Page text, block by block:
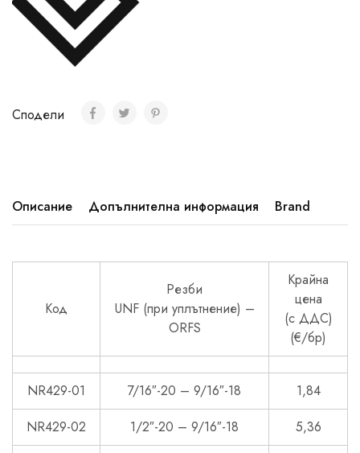
Сподели
Описание Допълнителна информация Brand
Код
Резби
UNF (при уплътнение) –
ОRFS
Крайна
цена
(с ДДС)
(€/бр)
NR429-01 7/16″-20 – 9/16″-18
1,84
NR429-02
1/2″-20 – 9/16″-18
5,36